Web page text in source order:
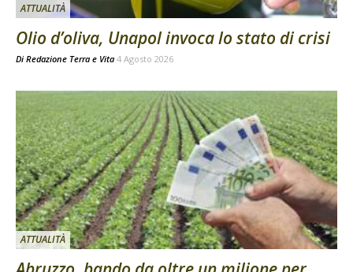
ATTUALITÀ
Olio d’oliva, Unapol invoca lo stato di crisi
Di Redazione Terra e Vita 4 Agosto 2026
ATTUALITÀ